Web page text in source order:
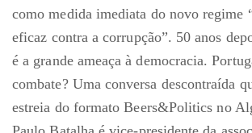
como medida imediata do novo regime
eficaz contra a corrupção”. 50 anos
é a grande ameaça à democracia.
combate? Uma conversa descontraída
estreia do formato Beers&Politics no